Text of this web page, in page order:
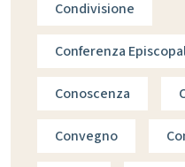
Condivisione
Conferenza
Conoscenza
Convegno